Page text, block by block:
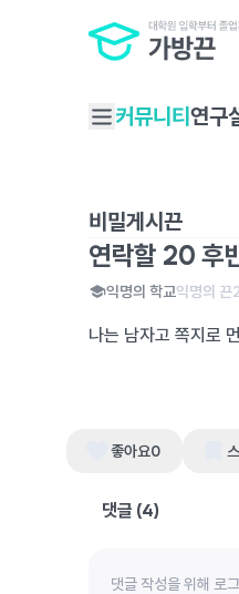
커뮤니티 연구
비밀게시끈
연락할 20 후
익명의 학교익명의 끈
나는 남자고 쪽지로
좋아요0
댓글 (4)